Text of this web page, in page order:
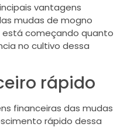
vantagens
mudas de mogno
começando quanto
no cultivo dessa
rápido
financeiras das mudas
rápido dessa